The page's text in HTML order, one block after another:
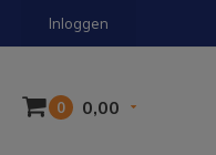
Inloggen
0 0,00